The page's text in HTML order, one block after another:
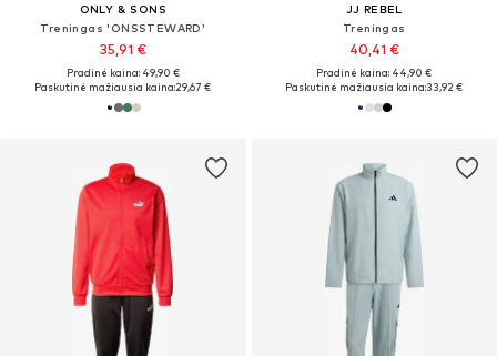
ONLY & SONS
Treningas 'ONSSTEWARD'
35,91 €
Pradinė kaina: 49,90 €
Paskutinė mažiausia kaina:29,67 €
JJ REBEL
Treningas
40,41 €
Pradinė kaina: 44,90 €
Paskutinė mažiausia kaina:33,92 €